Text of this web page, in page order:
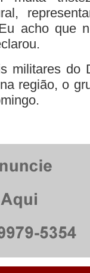
acho que
militares do
região, o